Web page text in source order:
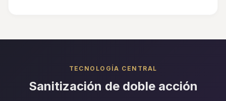
TECNOLOGÍA CENTRAL
Sanitización de doble acción